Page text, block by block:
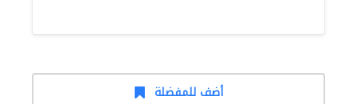
أضف للمفضلة